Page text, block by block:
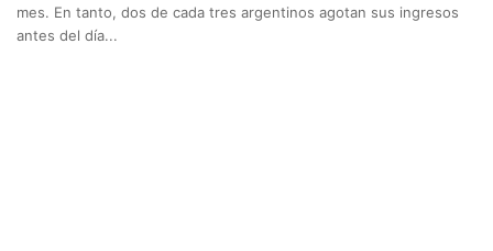
mes. En tanto, dos de cada tres argentinos agotan sus ingresos
antes del día...